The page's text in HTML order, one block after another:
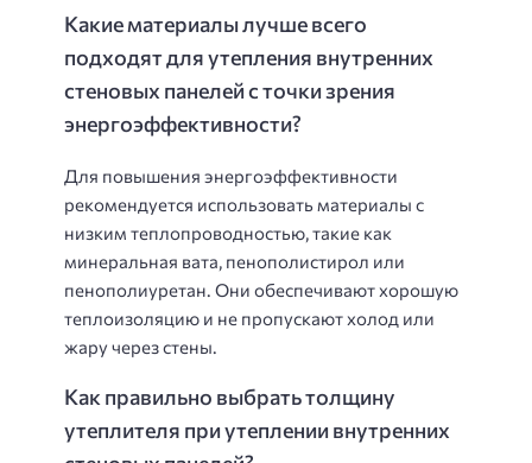
Какие материалы лучше всего
подходят для утепления внутренних
стеновых панелей с точки зрения
энергоэффективности?
Для повышения энергоэффективности
рекомендуется использовать материалы с
низким теплопроводностью, такие как
минеральная вата, пенополистирол или
пенополиуретан. Они обеспечивают хорошую
теплоизоляцию и не пропускают холод или
жару через стены.
Как правильно выбрать толщину
утеплителя при утеплении внутренних